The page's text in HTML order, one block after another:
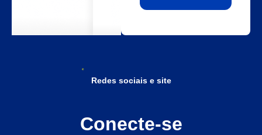
Redes sociais e site
Conecte-se